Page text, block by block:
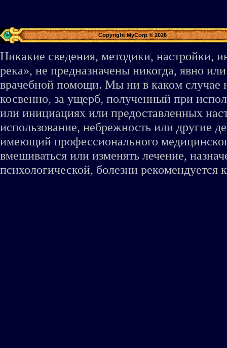
Copyright MyCorp © 2026
Никакие сведения, методики, настройки,
река», не предназначены никогда, явно
врачебной помощи. Мы ни в каком случае
косвенно, за ущерб, полученный при
или инициациях или предоставленных
использование, небрежность или другие
имеющий профессионального
вмешиваться или изменять лечение,
психологической, болезни рекомендуется